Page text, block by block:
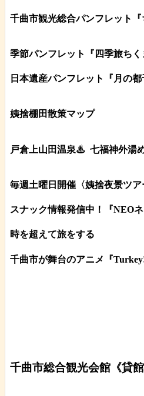
千曲市観光総合パンフレット
季節パンフレット『四季旅ちく
日本遺産パンフレット 『月の都
姨捨棚田散策マップ
戸倉上山田温泉♨ 七福神外湯
毎週土曜日開催〈姨捨夜景ツア
スナック情報発信中！『NEOネ
時を超えて旅をする
千曲市が舞台のアニメ『Turkey!
千曲市総合観光会館《貸館